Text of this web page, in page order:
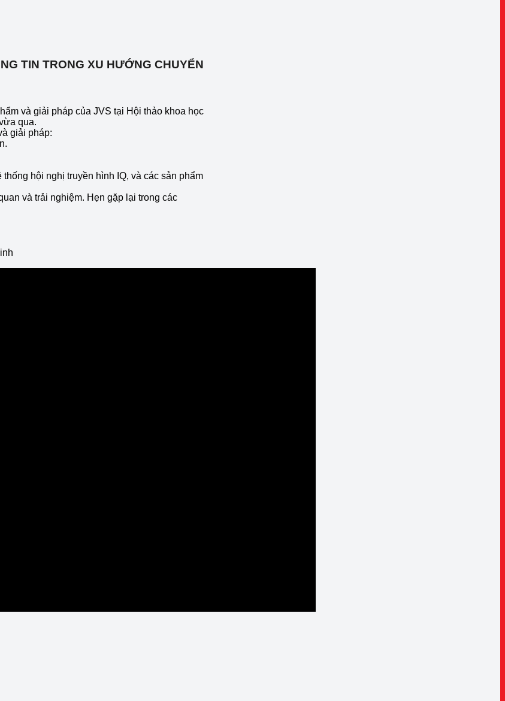
TIN TRONG XU HƯỚNG CHUYỂN
và giải pháp của JVS tại Hội thảo khoa học
qua.
giải pháp:
hội nghị truyền hình IQ, và các sản phẩm
và trải nghiệm. Hẹn gặp lại trong các